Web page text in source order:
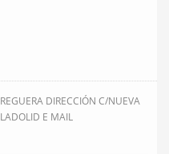
DIRECCIÓN C/NUEVA
E MAIL